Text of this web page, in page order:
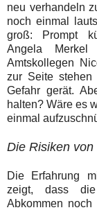
neu verhandeln
noch einmal
groß: Prompt
Angela
Amtskollegen
zur Seite
Gefahr gerät.
halten? Wäre es
einmal
Die Risiken
Die Erfahrung
zeigt, dass
Abkommen noch